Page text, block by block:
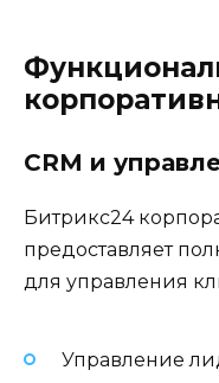
CRM и
Битрикс24
предоставляет
для управления
Управление